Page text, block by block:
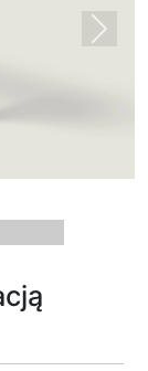
Next